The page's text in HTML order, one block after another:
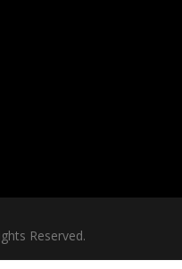
Reserved.